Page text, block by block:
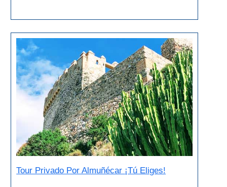
Restaurantes
Alquiler de
Coches
Turismo
Mapas
RECOMENDACIONES
Tour Privado Por Almuñécar ¡Tú Eliges!